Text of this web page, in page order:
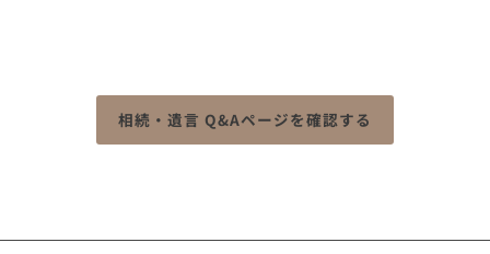
相続・遺言 Q&Aページを確認する